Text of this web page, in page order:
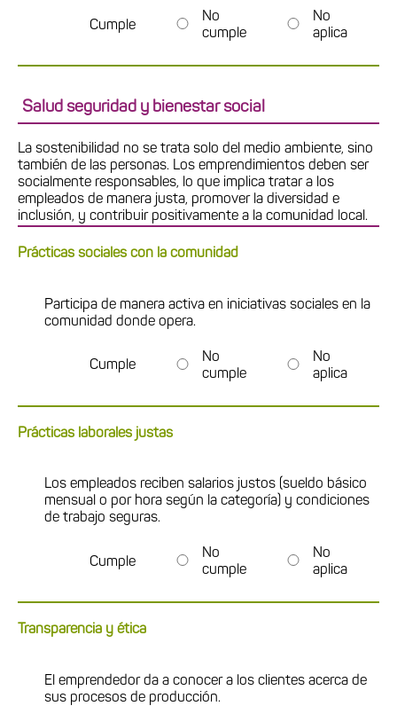
Cumple
No
cumple
No
aplica
Salud seguridad y bienestar social
La sostenibilidad no se trata solo del medio ambiente, sino
también de las personas. Los emprendimientos deben ser
socialmente responsables, lo que implica tratar a los
empleados de manera justa, promover la diversidad e
inclusión, y contribuir positivamente a la comunidad local.
Prácticas sociales con la comunidad
Participa de manera activa en iniciativas sociales en la
comunidad donde opera.
Cumple
No
cumple
No
aplica
Prácticas laborales justas
Los empleados reciben salarios justos (sueldo básico
mensual o por hora según la categoría) y condiciones
de trabajo seguras.
Cumple
No
cumple
No
aplica
Transparencia y ética
El emprendedor da a conocer a los clientes acerca de
sus procesos de producción.